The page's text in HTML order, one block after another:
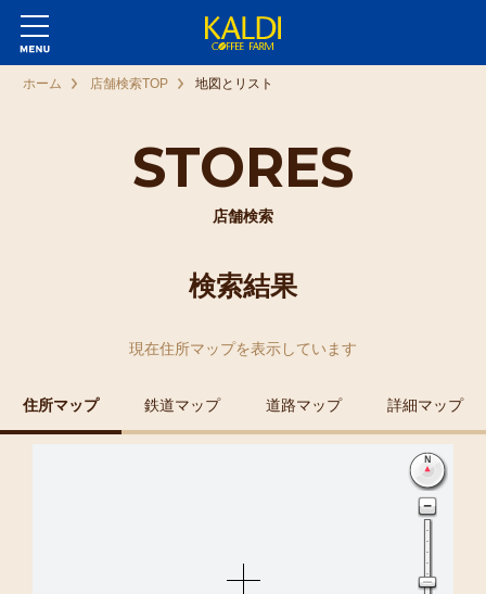
STORES
店舗検索
ホーム 店舗検索TOP 地図とリスト
検索結果
現在住所マップを表示しています
住所マップ 鉄道マップ 道路マップ 詳細マップ